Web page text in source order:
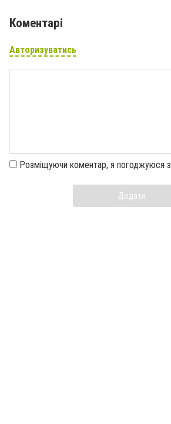
Коментарі
Авторизуватись
Розміщуючи коментар, я погоджуюся з
Додати